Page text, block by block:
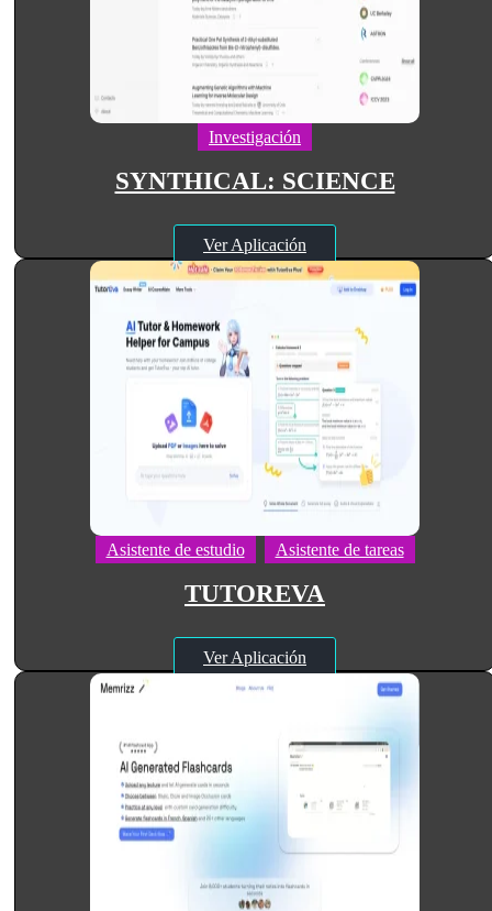
Investigación
SYNTHICAL: SCIENCE
Ver Aplicación
Asistente de estudio Asistente de tareas
TUTOREVA
Ver Aplicación